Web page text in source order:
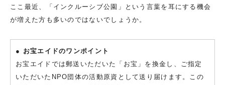
ここ最近、「インクルーシブ公園」という言葉を耳にする機会
が増えた方も多いのではないでしょうか。
● お宝エイドのワンポイント
お宝エイドでは郵送いただいた「お宝」を換金し、ご指定
いただいたNPO団体の活動原資として送り届けます。この